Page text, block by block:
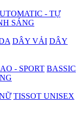
- TỰ
SÁNG
DÂY VẢI DÂY
- SPORT BASSIC
TISSOT UNISEX